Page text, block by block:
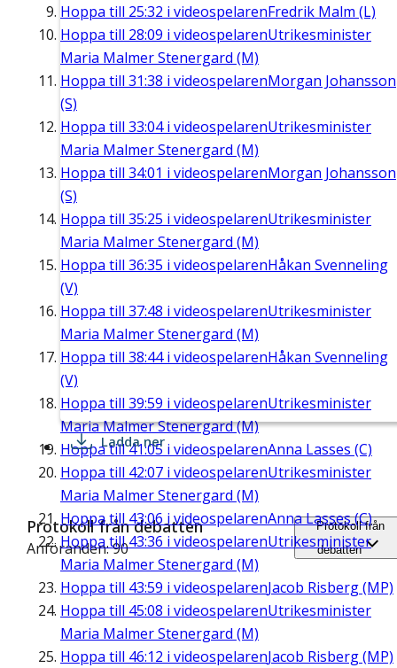
Hoppa till 25:32 i videospelarenFredrik Malm (L)
Hoppa till 28:09 i videospelarenUtrikesminister
Maria Malmer Stenergard (M)
Hoppa till 31:38 i videospelarenMorgan Johansson
(S)
Hoppa till 33:04i videospelarenUtrikesminister
Maria Malmer Stenergard (M)
Hoppa till 34:01 i videospelarenMorgan Johansson
(S)
Hoppa till 35:25 i videospelarenUtrikesminister
Maria Malmer Stenergard (M)
Hoppa till 36:35 i videospelarenHåkan Svenneling
(V)
Hoppa till 37:48 i videospelarenUtrikesminister
Maria Malmer Stenergard (M)
Hoppa till 38:44i videospelarenHåkan Svenneling
(V)
Hoppa till 39:59 i videospelarenUtrikesminister
Maria Malmer Stenergard (M)
Hoppa till41:05 i videospelarenAnna Lasses (C)
Hoppa till 42:07 i videospelarenUtrikesminister
Maria Malmer Stenergard (M)
Hoppa till 43:06 i videospelarenAnna Lasses (C)
Hoppa till43:36 i videospelarenUtrikesminister
Maria Malmer Stenergard (M)
Hoppa till 43:59 i videospelarenJacob Risberg (MP)
Hoppa till 45:08 i videospelarenUtrikesminister
Maria Malmer Stenergard (M)
Hoppa till 46:12 i videospelarenJacob Risberg (MP)
Ladda ner
Protokoll från debatten
Anföranden: 90
Protokoll från
debatten